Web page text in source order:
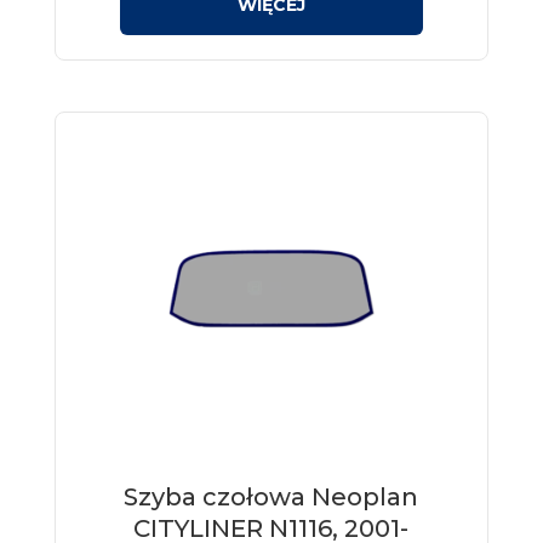
Szyba czołowa Neoplan
CITYLINER N1116, 2001-